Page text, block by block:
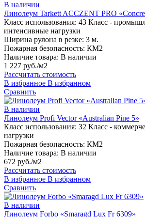
В наличии
Линолеум Tarkett ACCZENT PRO
Класс использования: 43 Класс -
интенсивные нагрузки
Ширина рулона в резке: 3 м.
Пожарная безопасность: КМ2
Наличие товара: В наличии
1 227 руб./м2
Рассчитать стоимость
В избранное В избранном
Сравнить
В наличии
Линолеум Profi Vector «Australian Pine 5»
Класс использования: 32 Класс -
нагрузки
Пожарная безопасность: КМ2
Наличие товара: В наличии
672 руб./м2
Рассчитать стоимость
В избранное В избранном
Сравнить
В наличии
Линолеум Forbo «Smaragd Lux Fr 6309»